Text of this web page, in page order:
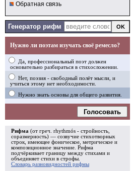
Обратная связь
Генератор рифм
Нужно ли поэтам изучать своё ремесло?
Да, профессиональный поэт должен
основательно разбираться в стихосложении.
Нет, поэзия - свободный полёт мысли, и
учиться этому нет необходимости.
Нужно знать основы для общего развития.
Голосовать
Рифма (от греч. rhythmós - стройность,
соразмерность) — созвучие стихотворных
строк, имеющее фоническое, метрическое и
композиционное значение. Рифма
подчёркивает границу между стихами и
объединяет стихи в строфы
Словарь разновидностей рифмы